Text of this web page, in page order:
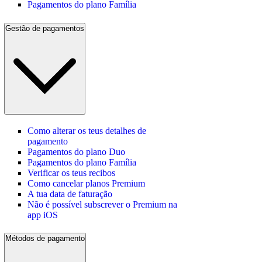
Pagamentos do plano Família
Gestão de pagamentos
Como alterar os teus detalhes de
pagamento
Pagamentos do plano Duo
Pagamentos do plano Família
Verificar os teus recibos
Como cancelar planos Premium
A tua data de faturação
Não é possível subscrever o Premium na
app iOS
Métodos de pagamento